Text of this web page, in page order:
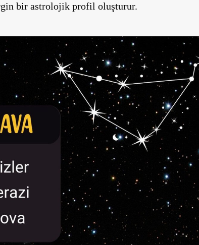
bir astrolojik profil oluşturur.